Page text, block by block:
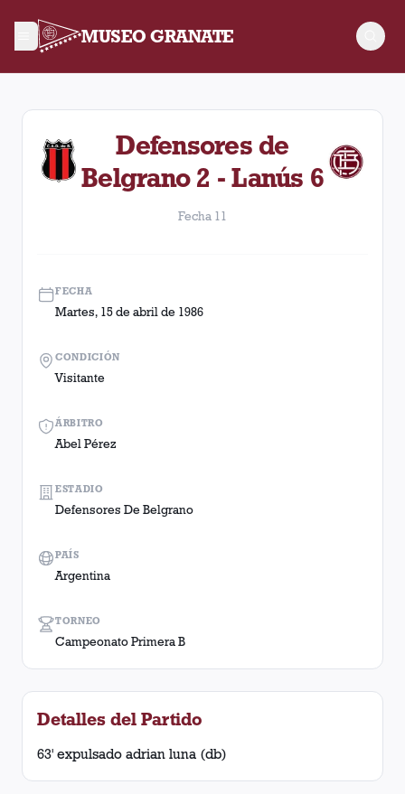
MUSEO GRANATE
Fecha 11. Partido entre Lanús y Defensores de Belgrano
Defensores de
Belgrano 2 - Lanús 6
Fecha 11
FECHA
Martes, 15 de abril de 1986
ÁRBITRO
Abel Pérez
TORNEO
Campeonato Primera B
CONDICIÓN
Visitante
ESTADIO
Defensores De Belgrano
PAÍS
Argentina
Detalles del Partido
63' expulsado adrian luna (db)